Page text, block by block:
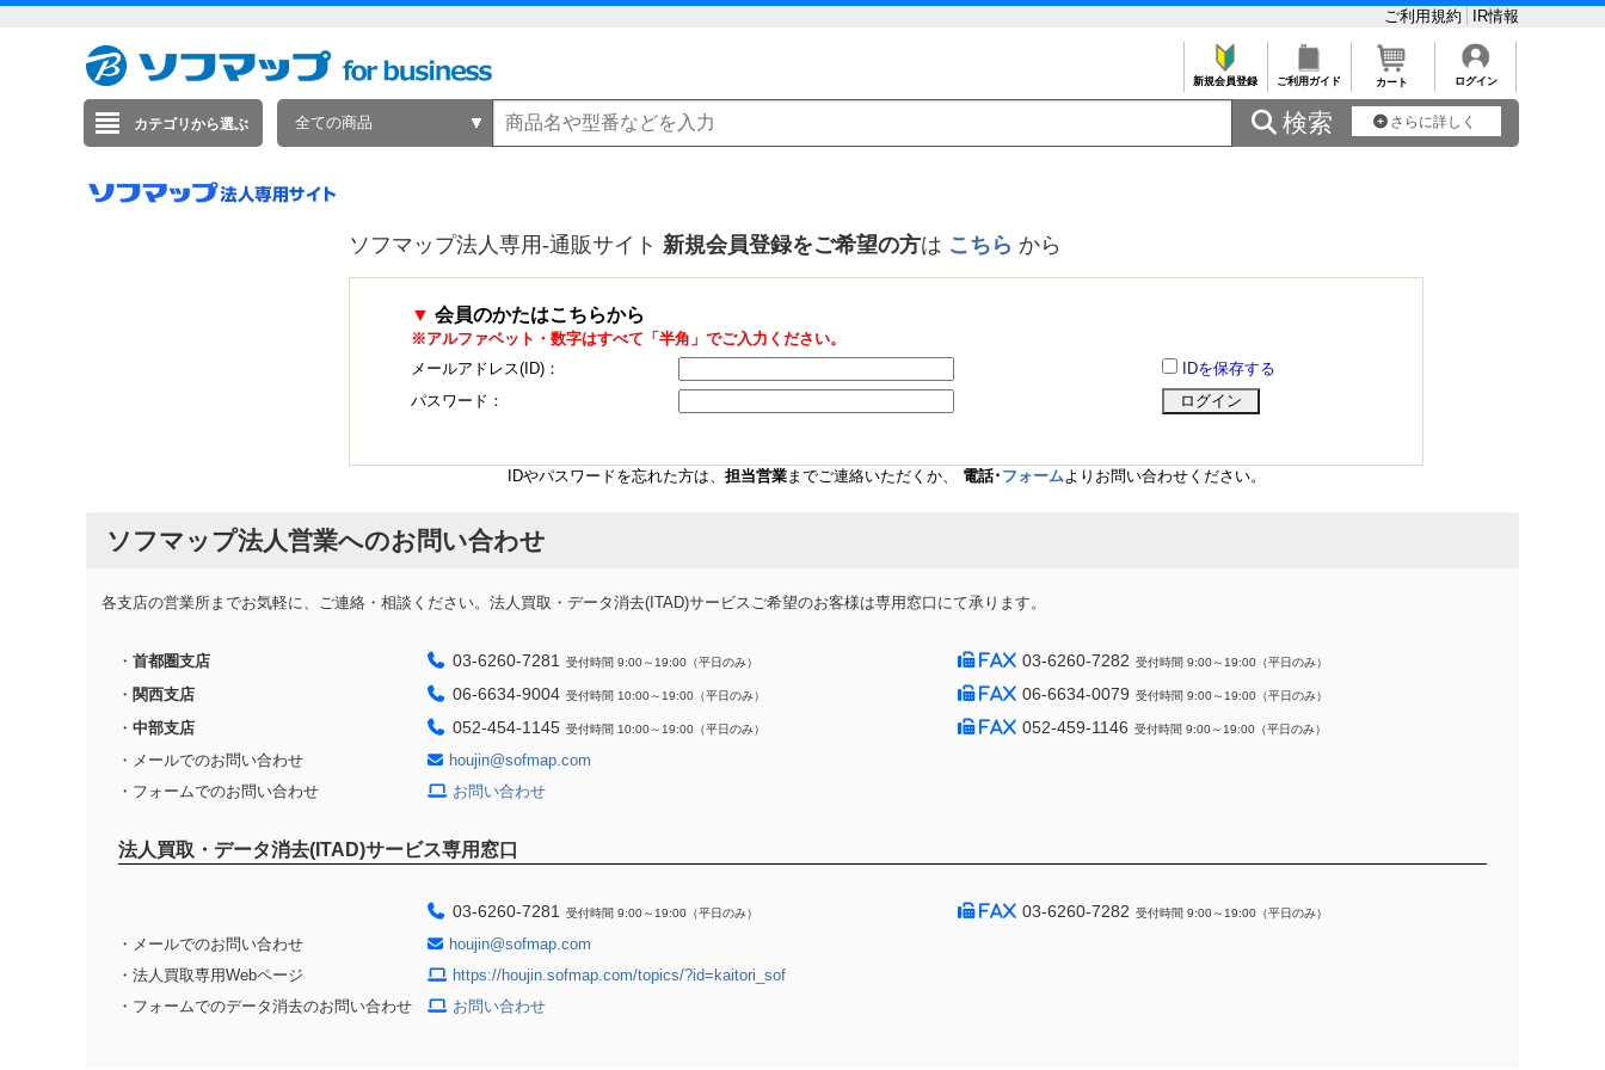
ご利用規約 IR情報
新規会員登録 ご利用ガイド カート ログイン
カテゴリから選ぶ 全ての商品  検索 さらに詳しく
ソフマップ法人専用-通販サイト 新規会員登録をご希望の方は こちら から
▼ 会員のかたはこちらから
※アルファベット・数字はすべて「半角」でご入力ください。
メールアドレス(ID)：
IDを保存する
パスワード：
IDやパスワードを忘れた方は、 担当営業までご連絡いただくか、 電話･ フォームよりお問い合わせください。
ソフマップ法人営業へのお問い合わせ
各支店の営業所までお気軽に、ご連絡・相談ください。法人買取・データ消去(ITAD)サービスご希望のお客様は専用窓口にて承ります。
・ 首都圏支店 03-6260-7281 受付時間 9:00～19:00（平日のみ） 03-6260-7282 受付時間 9:00～19:00（平日のみ）
・ 関西支店 06-6634-9004 受付時間 10:00～19:00（平日のみ） 06-6634-0079 受付時間 9:00～19:00（平日のみ）
・ 中部支店 052-454-1145 受付時間 10:00～19:00（平日のみ） 052-459-1146 受付時間 9:00～19:00（平日のみ）
・メールでのお問い合わせ
houjin@sofmap.com
・フォームでのお問い合わせ
お問い合わせ
法人買取・データ消去(ITAD)サービス専用窓口
03-6260-7281 受付時間 9:00～19:00（平日のみ） 03-6260-7282 受付時間 9:00～19:00（平日のみ）
・メールでのお問い合わせ
houjin@sofmap.com
・法人買取専用Webページ
https://houjin.sofmap.com/topics/?id=kaitori_sof
・フォームでのデータ消去のお問い合わせ
お問い合わせ